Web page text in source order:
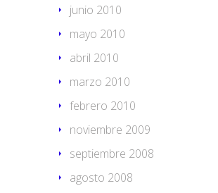
junio 2010
mayo 2010
abril 2010
marzo 2010
febrero 2010
noviembre 2009
septiembre 2008
agosto 2008